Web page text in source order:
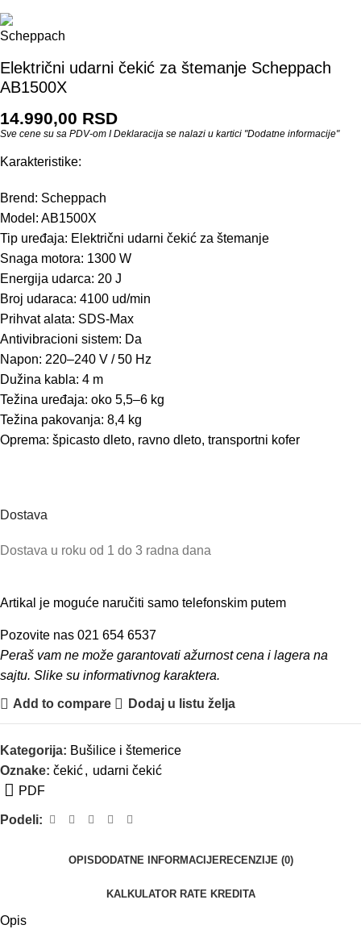
Električni udarni čekić za štemanje Scheppach
AB1500X
14.990,00 RSD
Sve cene su sa PDV-om I Deklaracija se nalazi u kartici "Dodatne informacije"
Karakteristike:
Brend: Scheppach
Model: AB1500X
Tip uređaja: Električni udarni čekić za štemanje
Snaga motora: 1300 W
Energija udarca: 20 J
Broj udaraca: 4100 ud/min
Prihvat alata: SDS-Max
Antivibracioni sistem: Da
Napon: 220–240 V / 50 Hz
Dužina kabla: 4 m
Težina uređaja: oko 5,5–6 kg
Težina pakovanja: 8,4 kg
Oprema: špicasto dleto, ravno dleto, transportni kofer
Dostava
Dostava u roku od 1 do 3 radna dana
Artikal je moguće naručiti samo telefonskim putem
Pozovite nas 021 654 6537
Peraš vam ne može garantovati ažurnost cena i lagera na
sajtu. Slike su informativnog karaktera.
Add to compare Dodaj u listu želja
Kategorija: Bušilice i štemerice
Oznake: čekić, udarni čekić
PDF
Podeli:
OPISDODATNE INFORMACIJERECENZIJE (0)
KALKULATOR RATE KREDITA
Opis